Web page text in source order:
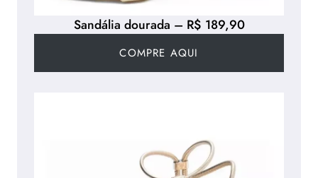
Sandália dourada – R$ 189,90
COMPRE AQUI